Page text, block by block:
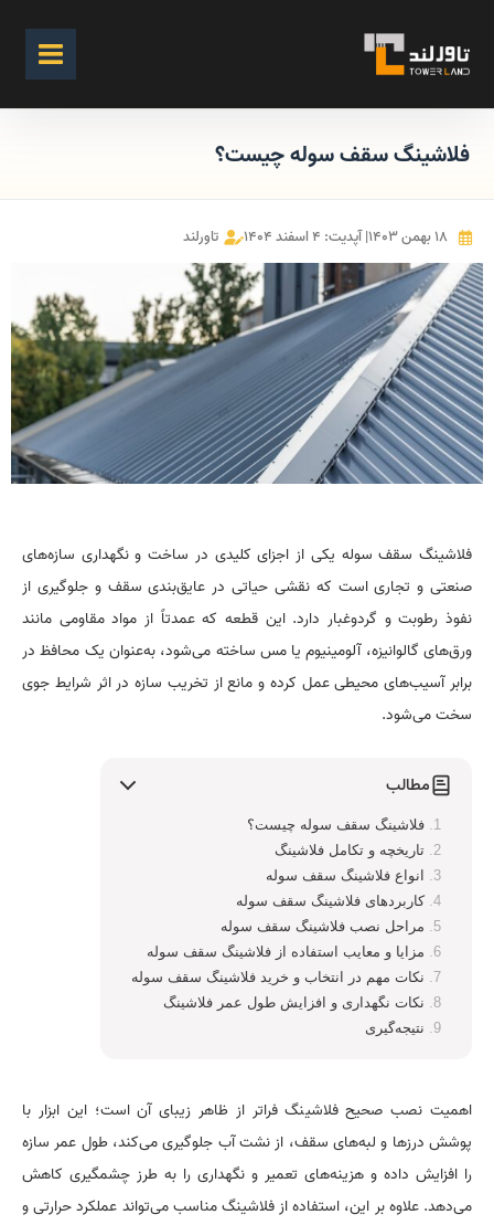
فلاشینگ سقف سوله چیست؟
۱۸ بهمن ۱۴۰۳ | آپدیت: ۴ اسفند ۱۴۰۴ تاورلند
فلاشینگ سقف سوله یکی از اجزای کلیدی در ساخت و نگهداری سازه‌های
صنعتی و تجاری است که نقشی حیاتی در عایق‌بندی سقف و جلوگیری از
نفوذ رطوبت و گردوغبار دارد. این قطعه که عمدتاً از مواد مقاومی مانند
ورق‌های گالوانیزه، آلومینیوم یا مس ساخته می‌شود، به‌عنوان یک محافظ در
برابر آسیب‌های محیطی عمل کرده و مانع از تخریب سازه در اثر شرایط جوی
سخت می‌شود.
مطالب
فلاشینگ سقف سوله چیست؟
تاریخچه و تکامل فلاشینگ
انواع فلاشینگ سقف سوله
کاربردهای فلاشینگ سقف سوله
مراحل نصب فلاشینگ سقف سوله
مزایا و معایب استفاده از فلاشینگ سقف سوله
نکات مهم در انتخاب و خرید فلاشینگ سقف سوله
نکات نگهداری و افزایش طول عمر فلاشینگ
نتیجه‌گیری
اهمیت نصب صحیح فلاشینگ فراتر از ظاهر زیبای آن است؛ این ابزار با
پوشش درزها و لبه‌های سقف، از نشت آب جلوگیری می‌کند، طول عمر سازه
را افزایش داده و هزینه‌های تعمیر و نگهداری را به طرز چشمگیری کاهش
می‌دهد. علاوه بر این، استفاده از فلاشینگ مناسب می‌تواند عملکرد حرارتی و